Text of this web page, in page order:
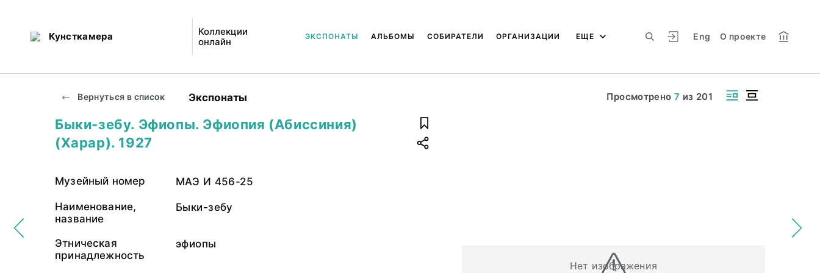
Кунсткамера
Коллекции
онлайн
Eng О проекте
ЭКСПОНАТЫ АЛЬБОМЫ СОБИРАТЕЛИ ОРГАНИЗАЦИИ ЕЩЕ
Вернуться в список Экспонаты Просмотрено 7 из 201
Нет изображения
Быки-зебу. Эфиопы. Эфиопия (Абиссиния)
(Харар). 1927
Музейный номер МАЭ И 456-25
Наименование,
название
Быки-зебу
Этническая
принадлежность
эфиопы